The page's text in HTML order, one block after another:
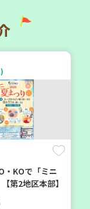
つもの食材で備
・KOで「ミニ
第2地区本部】